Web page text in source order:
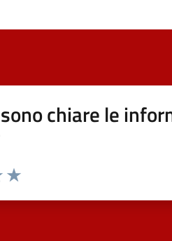
chiare le